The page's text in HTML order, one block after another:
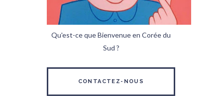
Qu'est-ce que Bienvenue en Corée du
Sud ?
CONTACTEZ-NOUS